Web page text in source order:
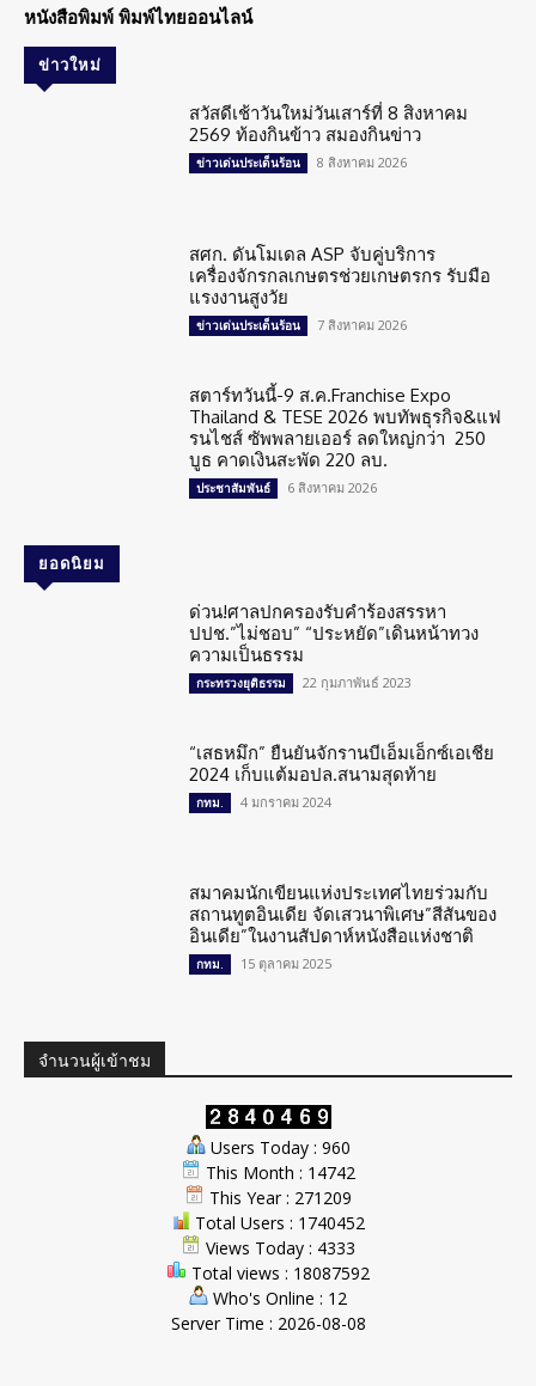
หนังสือพิมพ์ พิมพ์ไทยออนไลน์
ข่าวใหม่
สวัสดีเช้าวันใหม่วันเสาร์ที่ 8 สิงหาคม
2569 ท้องกินข้าว สมองกินข่าว
ข่าวเด่นประเด็นร้อน 8 สิงหาคม 2026
สศก. ดันโมเดล ASP จับคู่บริการ
เครื่องจักรกลเกษตรช่วยเกษตรกร รับมือ
แรงงานสูงวัย
ข่าวเด่นประเด็นร้อน 7 สิงหาคม 2026
สตาร์ทวันนี้-9 ส.ค.Franchise Expo
Thailand & TESE 2026 พบทัพธุรกิจ&แฟ
รนไชส์ ซัพพลายเออร์ ลดใหญ่กว่า 250
บูธ คาดเงินสะพัด 220 ลบ.
ประชาสัมพันธ์ 6 สิงหาคม 2026
ยอดนิยม
ด่วน!ศาลปกครองรับคำร้องสรรหา
ปปช.”ไม่ชอบ” “ประหยัด”เดินหน้าทวง
ความเป็นธรรม
กระทรวงยุติธรรม 22 กุมภาพันธ์ 2023
“เสธหมึก” ยืนยันจักรานบีเอ็มเอ็กซ์เอเชีย
2024 เก็บแต้มอปล.สนามสุดท้าย
กทม. 4 มกราคม 2024
สมาคมนักเขียนแห่งประเทศไทยร่วมกับ
สถานทูตอินเดีย จัดเสวนาพิเศษ”สีสันของ
อินเดีย”ในงานสัปดาห์หนังสือแห่งชาติ
กทม. 15 ตุลาคม 2025
จำนวนผู้เข้าชม
Users Today : 960
This Month : 14742
This Year : 271209
Total Users : 1740452
Views Today : 4333
Total views : 18087592
Who's Online : 12
Server Time : 2026-08-08